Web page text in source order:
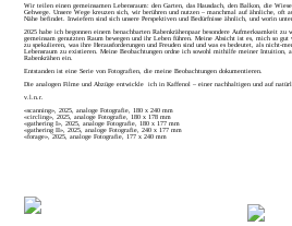
Wir teilen einen gemeinsamen Lebensraum: den Garten, das Hausdach, den Balkon, die
Gehwege. Unsere Wege kreuzen sich, wir berühren und nutzen – manchmal auf ähnliche, oft
Nähe befindet. Inwiefern sind sich unsere Perspektiven und Bedürfnisse ähnlich, und worin
2025 habe ich begonnen einem benachbarten Rabenkrähenpaar besondere Aufmerksamkeit
gemeinsam genutzten Raum bewegen und ihr Leben führen. Meine Absicht ist es, mich so
zu spekulieren, was ihre Herausforderungen und Freuden sind und was es bedeutet, als nicht-
Lebensraum zu existieren. Meine Beobachtungen ordne ich sowohl mithilfe meiner Intuition,
Rabenkrähen ein.
Entstanden ist eine Serie von Fotografien, die meine Beobachtungen dokumentieren.
Die analogen Filme und Abzüge entwickle ich in Kaffenol – einer nachhaltigen und auf
v.l.n.r.
«scanning», 2025, analoge Fotografie, 180 x 240 mm
«circling», 2025, analoge Fotografie, 180 x 178 mm
«gathering I», 2025, analoge Fotografie, 180 x 177 mm
«gathering II», 2025, analoge Fotografie, 240 x 177 mm
«forage», 2025, analoge Fotografie, 177 x 240 mm